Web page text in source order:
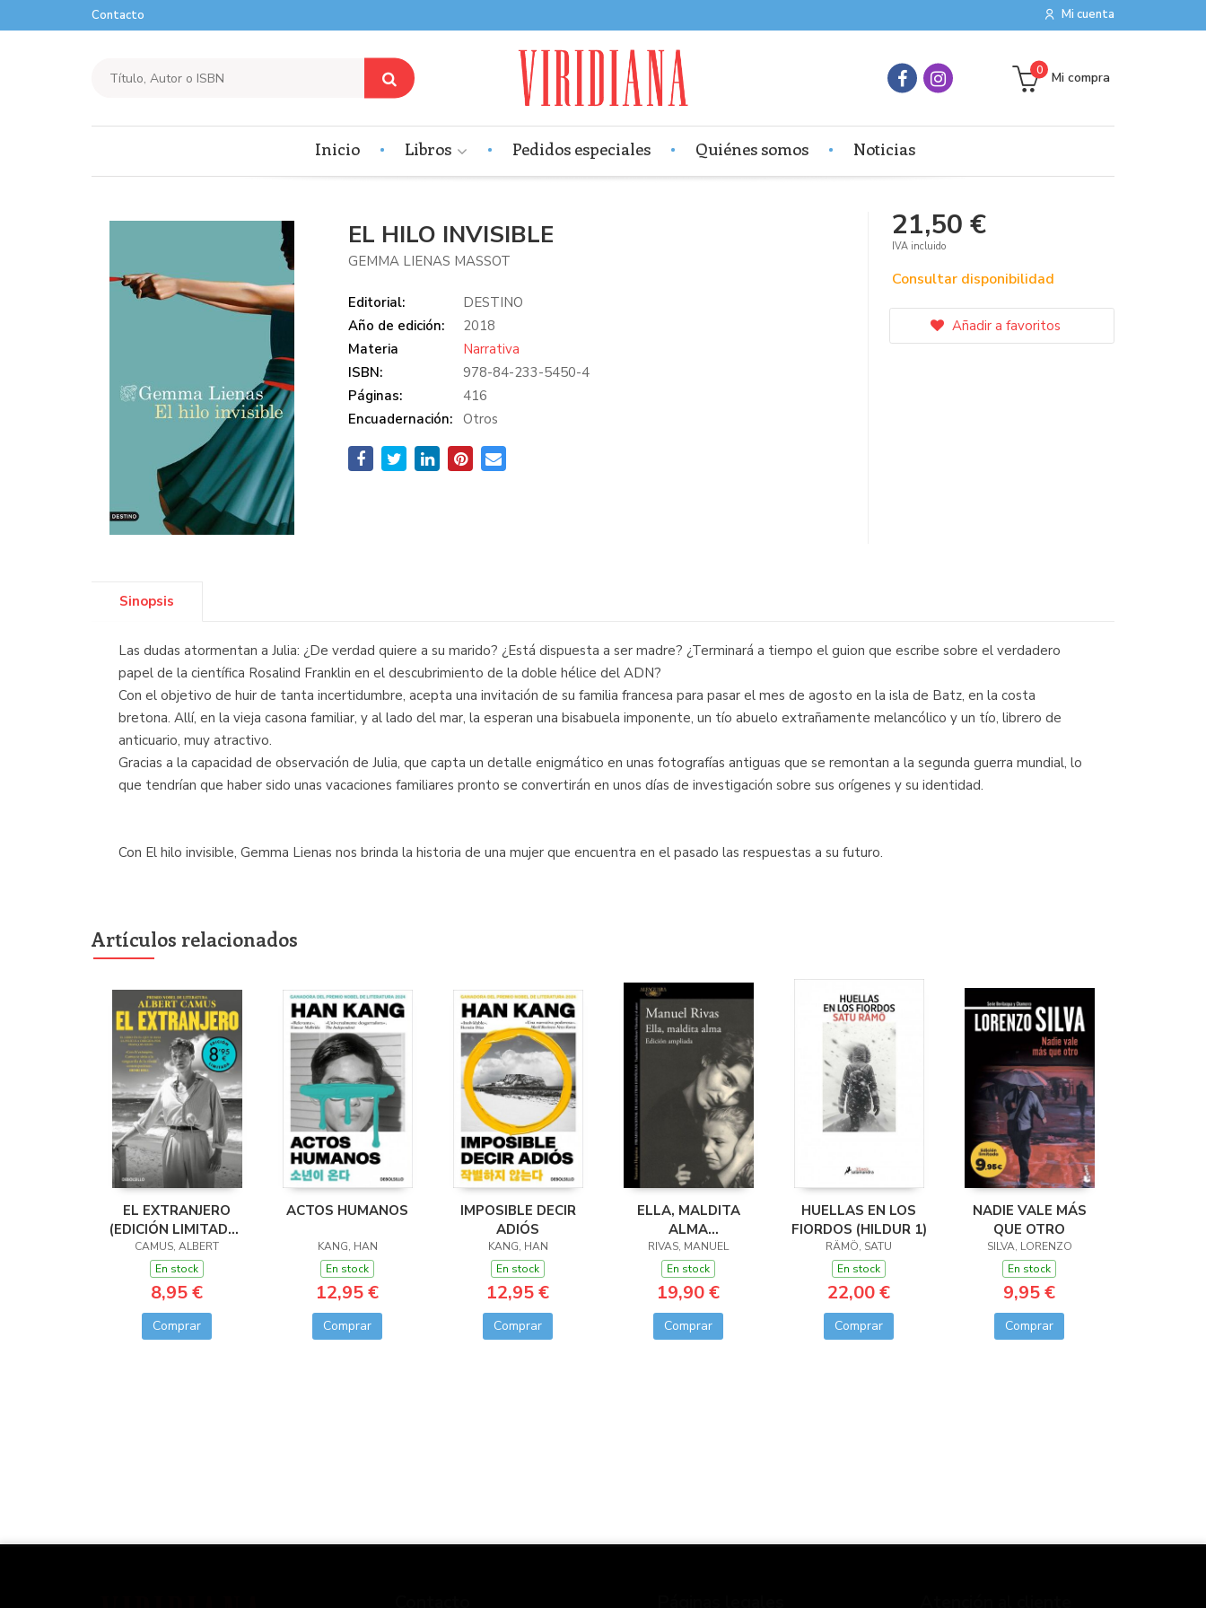
Mi cuenta
Contacto
Mi compra
0
Inicio Libros Pedidos especiales Quiénes somos Noticias
EL HILO INVISIBLE
GEMMA LIENAS MASSOT
Editorial:
DESTINO
Año de edición:
2018
Materia
Narrativa
ISBN:
978-84-233-5450-4
Páginas:
416
Encuadernación:
Otros
21,50 €
IVA incluido
Consultar disponibilidad
Añadir a favoritos
Sinopsis
Las dudas atormentan a Julia: ¿De verdad quiere a su marido? ¿Está dispuesta a ser madre? ¿Terminará a tiempo el guion que escribe sobre el verdadero
papel de la científica Rosalind Franklin en el descubrimiento de la doble hélice del ADN?
Con el objetivo de huir de tanta incertidumbre, acepta una invitación de su familia francesa para pasar el mes de agosto en la isla de Batz, en la costa
bretona. Allí, en la vieja casona familiar, y al lado del mar, la esperan una bisabuela imponente, un tío abuelo extrañamente melancólico y un tío, librero de
anticuario, muy atractivo.
Gracias a la capacidad de observación de Julia, que capta un detalle enigmático en unas fotografías antiguas que se remontan a la segunda guerra mundial, lo
que tendrían que haber sido unas vacaciones familiares pronto se convertirán en unos días de investigación sobre sus orígenes y su identidad.
Con El hilo invisible, Gemma Lienas nos brinda la historia de una mujer que encuentra en el pasado las respuestas a su futuro.
Artículos relacionados
EL EXTRANJERO
(EDICIÓN LIMITADA ·
VERANO)
CAMUS, ALBERT
En stock
8,95 €
Comprar
ACTOS HUMANOS
KANG, HAN
En stock
12,95 €
Comprar
IMPOSIBLE DECIR
ADIÓS
KANG, HAN
En stock
12,95 €
Comprar
ELLA, MALDITA
ALMA
(ED.AMPLIADA)
RIVAS, MANUEL
En stock
19,90 €
Comprar
HUELLAS EN LOS
FIORDOS (HILDUR 1)
RÄMÖ, SATU
En stock
22,00 €
Comprar
NADIE VALE MÁS
QUE OTRO
SILVA, LORENZO
En stock
9,95 €
Comprar